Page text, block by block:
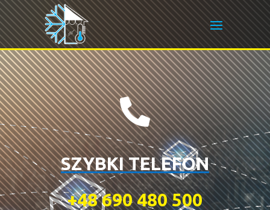

SZYBKI TELEFON
+48 690 480 500